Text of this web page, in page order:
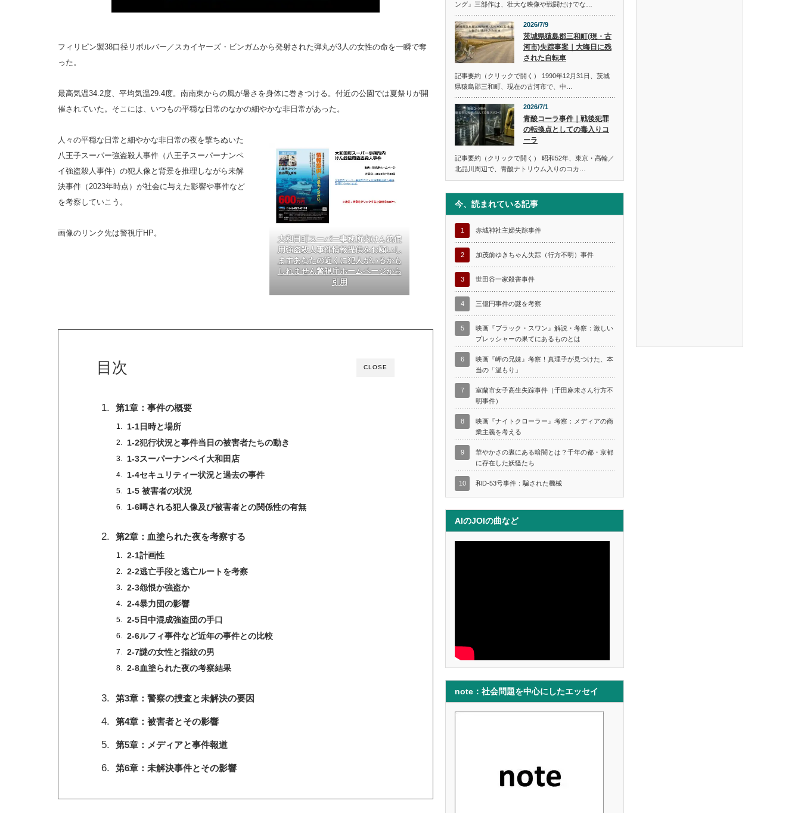
フィリピン製38口径リボルバー／スカイヤーズ・ビンガムから発射された弾丸が3人の女性の命を一瞬で奪
った。
最高気温34.2度、平均気温29.4度。南南東からの風が暑さを身体に巻きつける。付近の公園では夏祭りが開
催されていた。そこには、いつもの平穏な日常のなかの細やかな非日常があった。
人々の平穏な日常と細やかな非日常の夜を撃ちぬいた
八王子スーパー強盗殺人事件（八王子スーパーナンペ
イ強盗殺人事件）の犯人像と背景を推理しながら未解
決事件（2023年時点）が社会に与えた影響や事件など
を考察していこう。
画像のリンク先は警視庁HP。
大和田町スーパー事務所内けん銃使
用強盗殺人事件情報提供をお願いし
ますあなたの近くに犯人がいるかも
しれません警視庁ホームページから
引用
CLOSE
目次
第1章：事件の概要
1-1日時と場所
1-2犯行状況と事件当日の被害者たちの動き
1-3スーパーナンペイ大和田店
1-4セキュリティー状況と過去の事件
1-5 被害者の状況
1-6噂される犯人像及び被害者との関係性の有無
第2章：血塗られた夜を考察する
2-1計画性
2-2逃亡手段と逃亡ルートを考察
2-3怨恨か強盗か
2-4暴力団の影響
2-5日中混成強盗団の手口
2-6ルフィ事件など近年の事件との比較
2-7謎の女性と指紋の男
2-8血塗られた夜の考察結果
第3章：警察の捜査と未解決の要因
第4章：被害者とその影響
第5章：メディアと事件報道
第6章：未解決事件とその影響
ング』三部作は、壮大な映像や戦闘だけでな…
2026/7/9
茨城県猿島郡三和町(現・古
河市)失踪事案｜大晦日に残
された自転車
記事要約（クリックで開く） 1990年12月31日、茨城
県猿島郡三和町、現在の古河市で、中…
2026/7/1
青酸コーラ事件｜戦後犯罪
の転換点としての毒入りコ
ーラ
記事要約（クリックで開く） 昭和52年、東京・高輪／
北品川周辺で、青酸ナトリウム入りのコカ…
今、読まれている記事
1 赤城神社主婦失踪事件
2 加茂前ゆきちゃん失踪（行方不明）事件
3 世田谷一家殺害事件
4 三億円事件の謎を考察
5
映画『ブラック・スワン』解説・考察：激しい
プレッシャーの果てにあるものとは
6
映画『岬の兄妹』考察！真理子が見つけた、本
当の「温もり」
7
室蘭市女子高生失踪事件（千田麻未さん行方不
明事件）
8
映画『ナイトクローラー』考察：メディアの商
業主義を考える
9
華やかさの裏にある暗闇とは？千年の都・京都
に存在した妖怪たち
10 和D-53号事件：騙された機械
AIのJOIの曲など
note：社会問題を中心にしたエッセイ